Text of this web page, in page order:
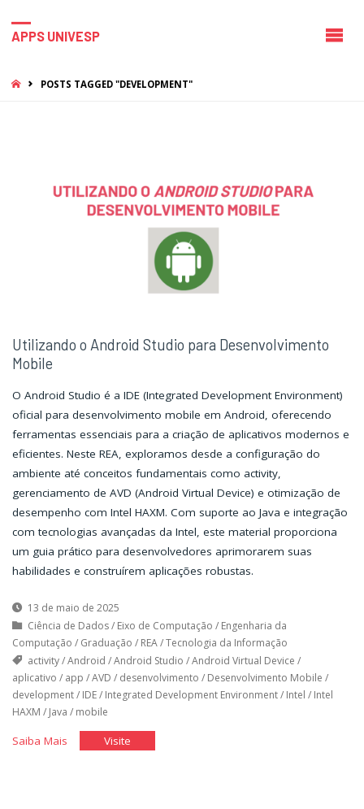
APPS UNIVESP
HOMEPOSTS TAGGED "DEVELOPMENT"
Utilizando o Android Studio para Desenvolvimento
Mobile
O Android Studio é a IDE (Integrated Development Environment)
oficial para desenvolvimento mobile em Android, oferecendo
ferramentas essenciais para a criação de aplicativos modernos e
eficientes. Neste REA, exploramos desde a configuração do
ambiente até conceitos fundamentais como activity,
gerenciamento de AVD (Android Virtual Device) e otimização de
desempenho com Intel HAXM. Com suporte ao Java e integração
com tecnologias avançadas da Intel, este material proporciona
um guia prático para desenvolvedores aprimorarem suas
habilidades e construírem aplicações robustas.
13 de maio de 2025
Ciência de Dados/ Eixo de Computação / Engenharia da
Computação / Graduação / REA/Tecnologia da Informação
activity/Android /Android Studio /Android Virtual Device /
aplicativo / app /AVD / desenvolvimento / Desenvolvimento Mobile /
development/ IDE/ Integrated Development Environment/ Intel / Intel
HAXM / Java / mobile
Saiba Mais"Utilizando
Visite"Utilizando